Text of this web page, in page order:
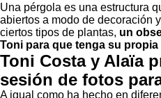
Una pérgola es una estructura
abiertos a modo de decoración
ciertos tipos de plantas, un
Toni para que tenga su
Toni Costa y Alaïa
sesión de fotos
A igual como ha hecho en